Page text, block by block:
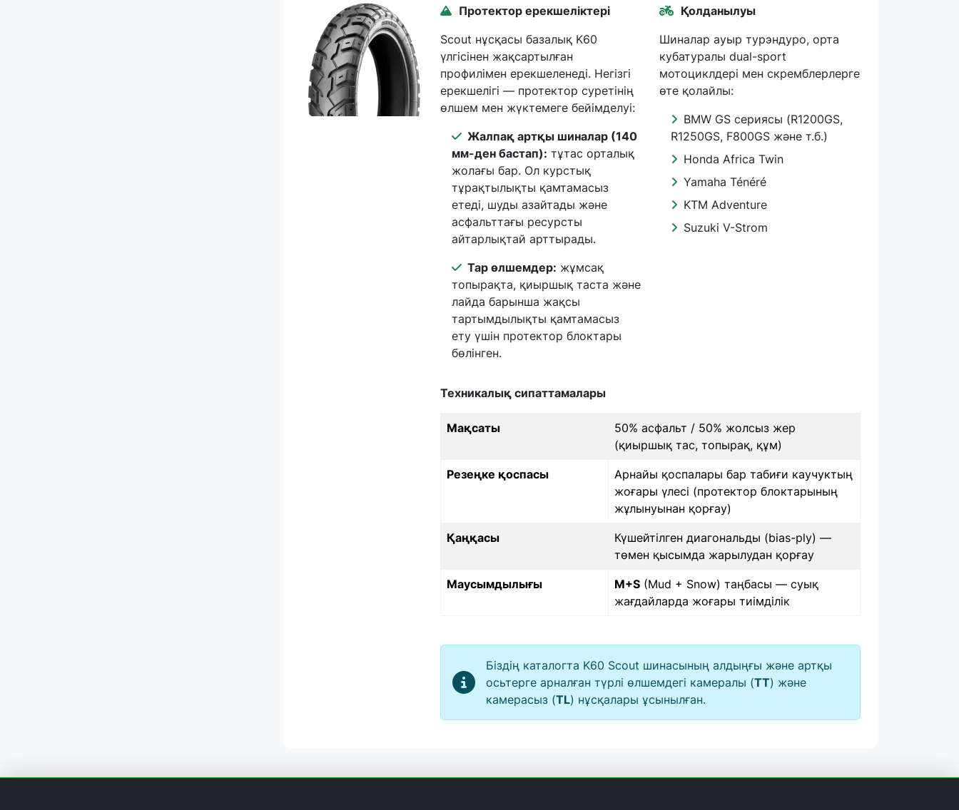
Протектор ерекшеліктері
Scout нұсқасы базалық K60
үлгісінен жақсартылған
профилімен ерекшеленеді. Негізгі
ерекшелігі — протектор суретінің
өлшем мен жүктемеге бейімделуі:
Жалпақ артқы шиналар (140
мм-ден бастап): тұтас орталық
жолағы бар. Ол курстық
тұрақтылықты қамтамасыз
етеді, шуды азайтады және
асфальттағы ресурсты
айтарлықтай арттырады.
Тар өлшемдер: жұмсақ
топырақта, қиыршық таста және
лайда барынша жақсы
тартымдылықты қамтамасыз
ету үшін протектор блоктары
бөлінген.
Қолданылуы
Шиналар ауыр турэндуро, орта
кубатуралы dual-sport
мотоциклдері мен скремблерлерге
өте қолайлы:
BMW GS сериясы (R1200GS,
R1250GS, F800GS және т.б.)
Honda Africa Twin
Yamaha Ténéré
KTM Adventure
Suzuki V-Strom
Техникалық сипаттамалары
Мақсаты
50% асфальт / 50% жолсыз жер
(қиыршық тас, топырақ, құм)
Резеңке қоспасы
Арнайы қоспалары бар табиғи каучуктың
жоғары үлесі (протектор блоктарының
жұлынуынан қорғау)
Қаңқасы
Күшейтілген диагональды (bias-ply) —
төмен қысымда жарылудан қорғау
Маусымдылығы M+S (Mud + Snow) таңбасы — суық
жағдайларда жоғары тиімділік
Біздің каталогта K60 Scout шинасының алдыңғы және артқы
осьтерге арналған түрлі өлшемдегі камералы (TT) және
камерасыз (TL) нұсқалары ұсынылған.